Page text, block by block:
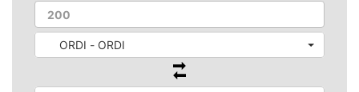
ORDI - ORDI